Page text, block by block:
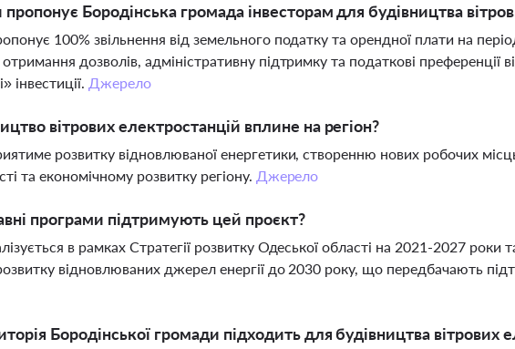
Бородінська громада інвесторам для будівництва
100% звільнення від земельного податку та орендної плати на
дозволів, адміністративну підтримку та податкові преференції
інвестиції. Джерело
вітрових електростанцій вплине на регіон?
розвитку відновлюваної енергетики, створенню нових робочих
та економічному розвитку регіону. Джерело
програми підтримують цей проєкт?
в рамках Стратегії розвитку Одеської області на 2021-2027 роки
відновлюваних джерел енергії до 2030 року, що передбачають
Бородінської громади підходить для будівництва вітрових